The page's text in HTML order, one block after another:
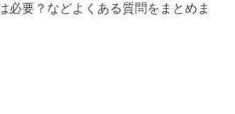
必要？などよくある質問をまとめま